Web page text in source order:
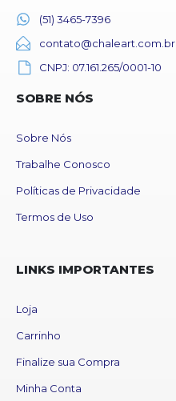
(51) 3465-7396
contato@chaleart.com.br
CNPJ: 07.161.265/0001-10
SOBRE NÓS
Sobre Nós
Trabalhe Conosco
Políticas de Privacidade
Termos de Uso
LINKS IMPORTANTES
Loja
Carrinho
Finalize sua Compra
Minha Conta